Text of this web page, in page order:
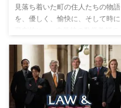
見落ち着いた町の住人たちの物語
を、優しく、愉快に、そして時に
語を綴ったミニシリーズ。主人公
オリーヴの日常や、人生の苦しみ
や喜び、後悔や希望を淡々と映し
出す。